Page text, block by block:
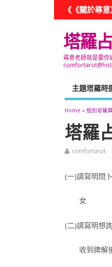
《《關於尋意
塔羅
尋意老師就是要
主題塔羅時
Home »個別塔羅
塔羅
comfortarot
(一)請寫明問
女
(二)請寫明想
收到牌解